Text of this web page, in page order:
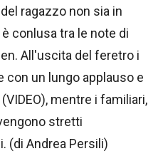
ragazzo non sia in
conlusa tra le note di
All'uscita del feretro i
con un lungo applauso e
mentre i familiari,
stretti
(di Andrea Persili)